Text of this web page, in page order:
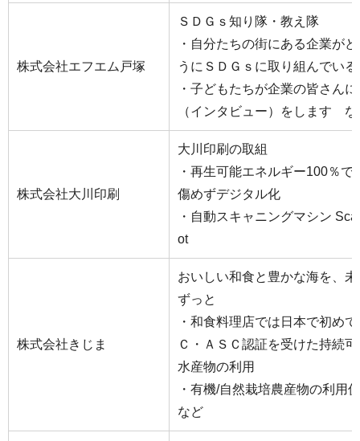
株式会社エフエム戸塚
ＳＤＧｓ知り隊・教え隊
・自分たちの街にある企業が
うにＳＤＧｓに取り組んでい
・子どもたちが企業の皆さん
（インタビュー）をします な
株式会社大川印刷
大川印刷の取組
・再生可能エネルギー100％で
傷めずデジタル化
・自動スキャニングマシン
ot
株式会社きじま
おいしい和食と豊かな海を、
ずっと
・和食料理店では日本で初め
Ｃ・ＡＳＣ認証を受けた持続
水産物の利用
・有機/自然栽培農産物の利
など